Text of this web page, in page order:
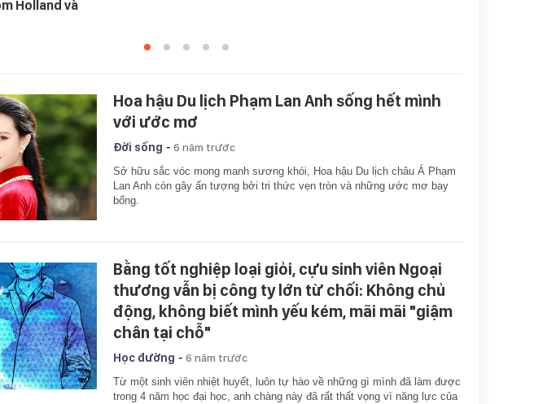
Holland và
Hoa hậu Du lịch Phạm Lan Anh sống hết mình
với ước mơ
Đời sống - 6 năm trước
Sở hữu sắc vóc mong manh sương khói, Hoa hậu Du lịch châu Á Phạm
Lan Anh còn gây ấn tượng bởi tri thức vẹn tròn và những ước mơ bay
bổng.
Bằng tốt nghiệp loại giỏi, cựu sinh viên Ngoại
thương vẫn bị công ty lớn từ chối: Không chủ
động, không biết mình yếu kém, mãi mãi "giậm
chân tại chỗ"
Học đường - 6 năm trước
Từ một sinh viên nhiệt huyết, luôn tự hào về những gì mình đã làm được
trong 4 năm học đại học, anh chàng này đã rất thất vọng vì năng lực của